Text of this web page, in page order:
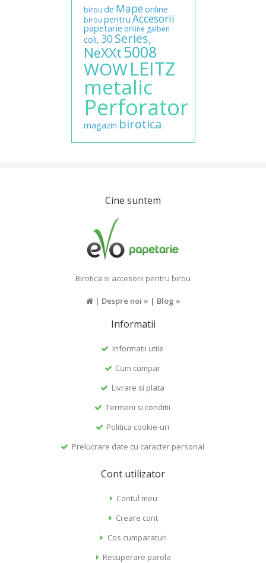
birou de Mapeonline
birou pentruAccesorii
papetarie online galben
coli, 30 Series,
NeXXt5008
WOWLEITZ
metalic
Perforator
magazin birotica
Cine suntem
Birotica si accesorii pentru birou
| Despre noi » | Blog »
Informatii
Informatii utile
Cum cumpar
Livrare si plata
Termeni si conditii
Politica cookie-uri
Prelucrare date cu caracter personal
Cont utilizator
Contul meu
Creare cont
Cos cumparaturi
Recuperare parola